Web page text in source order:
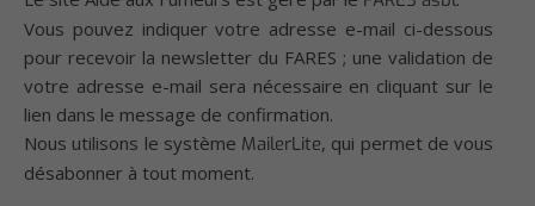
Vous pouvez indiquer votre adresse e-mail ci-dessous
pour recevoir la newsletter du FARES ; une validation de
votre adresse e-mail sera nécessaire en cliquant sur le
lien dans le message de confirmation.
Nous utilisons le système MailerLite, qui permet de vous
désabonner à tout moment.